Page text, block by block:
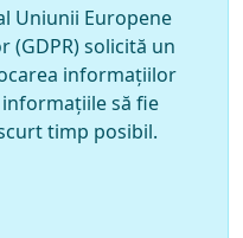
spitalelor, din
a direcțiilor de
și împotriva
să desfășoare
vor desfășura penru
cadrelor medicale
Uniunii Europene
solicită un
informațiilor
să fie
timp posibil.